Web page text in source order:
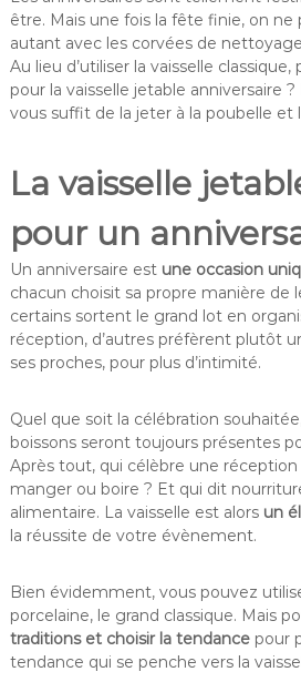
être. Mais une fois la fête finie, on ne
autant avec les corvées de
Au lieu d’utiliser la vaisselle
pour la vaisselle jetable anniversaire ?
vous suffit de la jeter à la poubelle et
La vaisselle
pour un
Un anniversaire est une occasion
chacun choisit sa propre manière de
certains sortent le grand lot en
réception, d’autres préfèrent plutôt
ses proches, pour plus d’intimité.
Quel que soit la célébration
boissons seront toujours présentes
Après tout, qui célèbre une réception
manger ou boire ? Et qui dit
alimentaire. La vaisselle est alors un
la réussite de votre évènement.
Bien évidemment, vous pouvez
porcelaine, le grand classique. Mais
traditions et choisir la tendancepour
tendance qui se penche vers la